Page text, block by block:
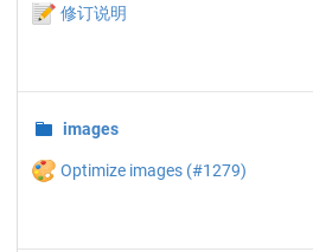
📝 修订说明
images
🎨 Optimize images (#1279)